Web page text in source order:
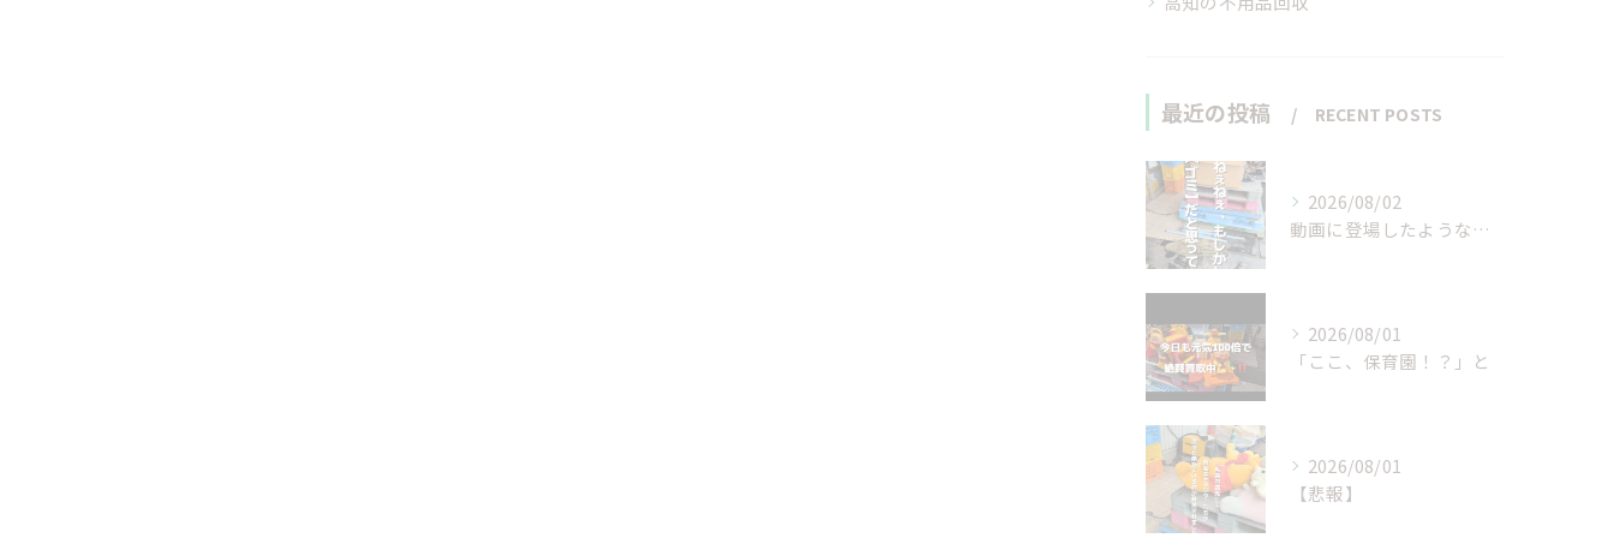
最近の投稿 RECENT POSTS
2026/08/02
動画に登場したような…
2026/08/01
「ここ、保育園！？」と
2026/08/01
【悲報】